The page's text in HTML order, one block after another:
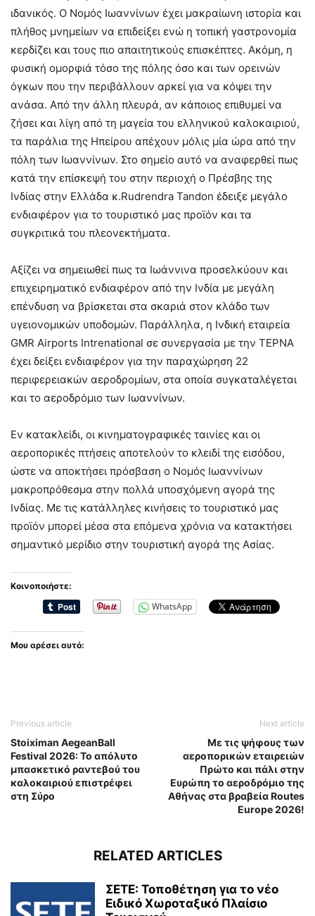
ιδανικός. Ο Νομός Ιωαννίνων έχει μακραίωνη ιστορία και
πλήθος μνημείων να επιδείξει ενώ η τοπική γαστρονομία
κερδίζει και τους πιο απαιτητικούς επισκέπτες. Ακόμη, η
φυσική ομορφιά τόσο της πόλης όσο και των ορεινών
όγκων που την περιβάλλουν αρκεί για να κόψει την
ανάσα. Από την άλλη πλευρά, αν κάποιος επιθυμεί να
ζήσει και λίγη από τη μαγεία του ελληνικού καλοκαιριού,
τα παράλια της Ηπείρου απέχουν μόλις μία ώρα από την
πόλη των Ιωαννίνων. Στο σημείο αυτό να αναφερθεί πως
κατά την επίσκεψή του στην περιοχή ο Πρέσβης της
Ινδίας στην Ελλάδα κ.Rudrendra Tandon έδειξε μεγάλο
ενδιαφέρον για το τουριστικό μας προϊόν και τα
συγκριτικά του πλεονεκτήματα.
Αξίζει να σημειωθεί πως τα Ιωάννινα προσελκύουν και
επιχειρηματικό ενδιαφέρον από την Ινδία με μεγάλη
επένδυση να βρίσκεται στα σκαριά στον κλάδο των
υγειονομικών υποδομών. Παράλληλα, η Ινδική εταιρεία
GMR Airports Intrenational σε συνεργασία με την ΤΕΡΝΑ
έχει δείξει ενδιαφέρον για την παραχώρηση 22
περιφερειακών αεροδρομίων, στα οποία συγκαταλέγεται
και το αεροδρόμιο των Ιωαννίνων.
Εν κατακλείδι, οι κινηματογραφικές ταινίες και οι
αεροπορικές πτήσεις αποτελούν το κλειδί της εισόδου,
ώστε να αποκτήσει πρόσβαση ο Νομός Ιωαννίνων
μακροπρόθεσμα στην πολλά υποσχόμενη αγορά της
Ινδίας. Με τις κατάλληλες κινήσεις το τουριστικό μας
προϊόν μπορεί μέσα στα επόμενα χρόνια να κατακτήσει
σημαντικό μερίδιο στην τουριστική αγορά της Ασίας.
Κοινοποιήστε:
WhatsApp
Μου αρέσει αυτό:
Previous article
Stoiximan AegeanBall
Festival 2026: Το απόλυτο
μπασκετικό ραντεβού του
καλοκαιριού επιστρέφει
στη Σύρο
Next article
Με τις ψήφους των
αεροπορικών εταιρειών
Πρώτο και πάλι στην
Ευρώπη το αεροδρόμιο της
Αθήνας στα βραβεία Routes
Europe 2026!
RELATED ARTICLES
ΣΕΤΕ: Τοποθέτηση για το νέο
Ειδικό Χωροταξικό Πλαίσιο